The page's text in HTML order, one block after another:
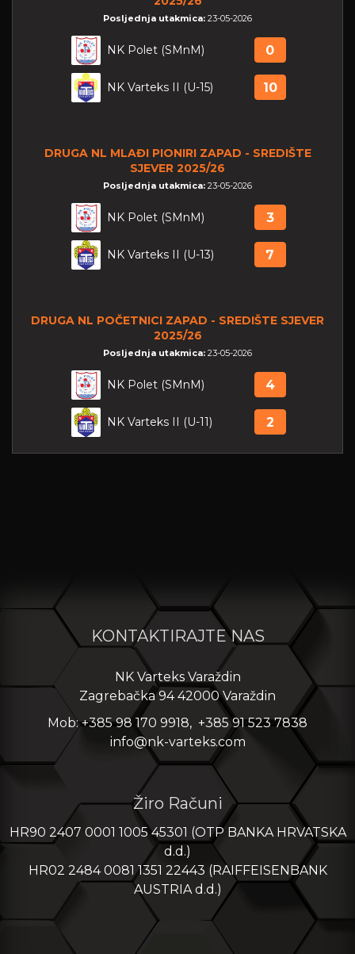
Posljednja utakmica: 23-05-2026
NK Polet (SMnM) 0
NK Varteks II (U-15) 10
DRUGA NL MLAĐI PIONIRI ZAPAD - SREDIŠTE
SJEVER 2025/26
Posljednja utakmica: 23-05-2026
NK Polet (SMnM) 3
NK Varteks II (U-13) 7
DRUGA NL POČETNICI ZAPAD - SREDIŠTE SJEVER
2025/26
Posljednja utakmica: 23-05-2026
NK Polet (SMnM) 4
NK Varteks II (U-11) 2
KONTAKTIRAJTE NAS
NK Varteks Varaždin
Zagrebačka 94 42000 Varaždin
Mob: +385 98 170 9918, +385 91 523 7838
info@nk-varteks.com
Žiro Računi
HR90 2407 0001 1005 45301 (OTP BANKA HRVATSKA
d.d.)
HR02 2484 0081 1351 22443 (RAIFFEISENBANK
AUSTRIA d.d.)